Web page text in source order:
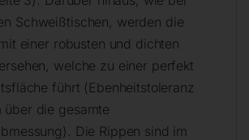
Schweißtischen, werden die
einer robusten und dichten
welche zu einer perfekt
führt (Ebenheitstoleranz
die gesamte
Die Rippen sind im